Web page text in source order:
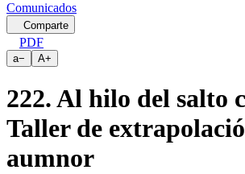
Comunicados
Comparte
PDF
a− A+
222. Al hilo del salto
Taller de
aumnor